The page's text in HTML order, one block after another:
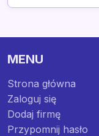
MENU
Strona główna
Zaloguj się
Dodaj firmę
Przypomnij hasło